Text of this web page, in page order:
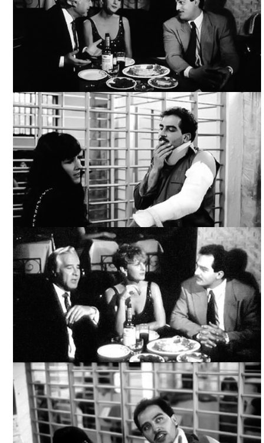
YO, TÚ, ÉL Y ELLA / YO, TÚ, ÉL Y EL OTRO, ARCHIVO
TELEVICINE
YO, TÚ, ÉL Y ELLA / YO, TÚ, ÉL Y EL OTRO, ARCHIVO
TELEVICINE
YO, TÚ, ÉL Y ELLA / YO, TÚ, ÉL Y EL OTRO, ARCHIVO
TELEVICINE
YO, TÚ, ÉL Y ELLA / YO, TÚ, ÉL Y EL OTRO, ARCHIVO
TELEVICINE